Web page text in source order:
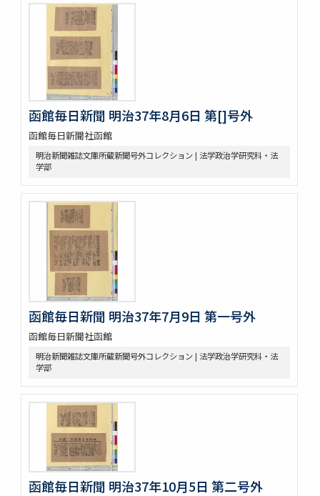
函館毎日新聞 明治37年8月6日 第[]号外
函館毎日新聞社函館
明治新聞雑誌文庫所蔵新聞号外コレクション | 法学政治学研究科・法
学部
函館毎日新聞 明治37年7月9日 第一号外
函館毎日新聞社函館
明治新聞雑誌文庫所蔵新聞号外コレクション | 法学政治学研究科・法
学部
函館毎日新聞 明治37年10月5日 第二号外